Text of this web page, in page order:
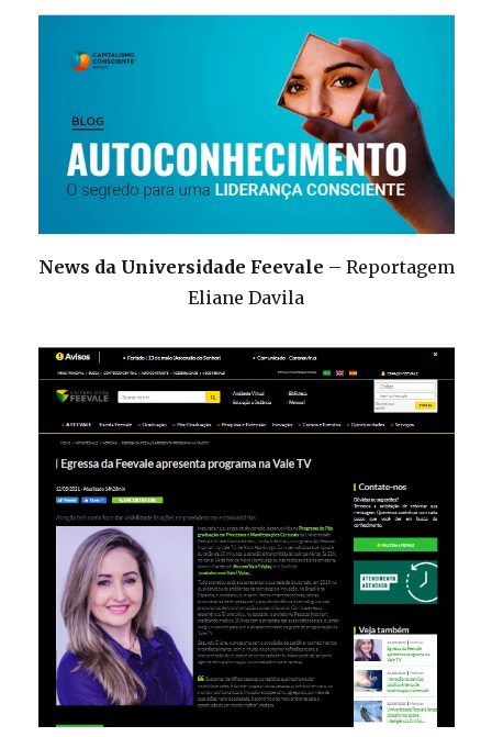
News da Universidade Feevale – Reportagem
Eliane Davila